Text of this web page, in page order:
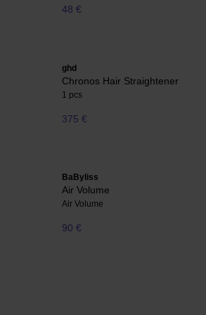
48 €
ghd
Chronos Hair Straightener
1 pcs
375 €
BaByliss
Air Volume
Air Volume
90 €